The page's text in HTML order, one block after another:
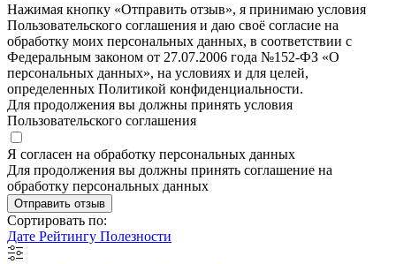
Нажимая кнопку «Отправить отзыв», я принимаю условия
Пользовательского соглашения и даю своё согласие на
обработку моих персональных данных, в соответствии с
Федеральным законом от 27.07.2006 года №152-ФЗ «О
персональных данных», на условиях и для целей,
определенных Политикой конфиденциальности.
Для продолжения вы должны принять условия
Пользовательского соглашения
Я согласен на обработку персональных данных
Для продолжения вы должны принять соглашение на
обработку персональных данных
Отправить отзыв
Сортировать по:
Дате Рейтингу Полезности